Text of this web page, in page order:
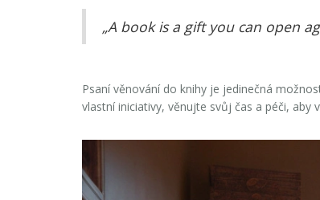
„A book is a gift you can open
Psaní věnování do knihy je jedinečná
vlastní iniciativy, věnujte svůj čas a péči, aby